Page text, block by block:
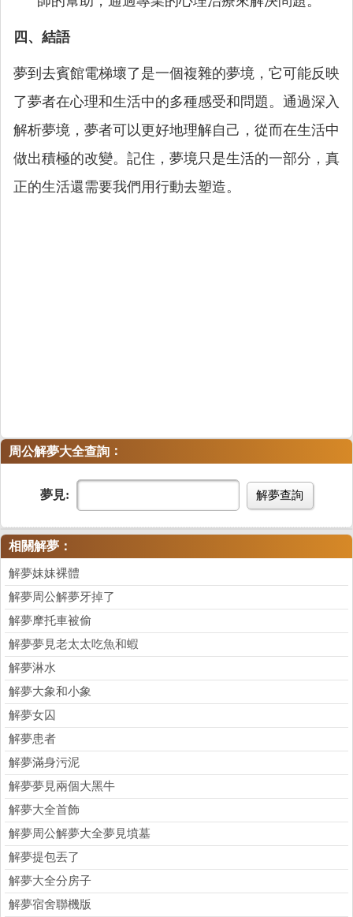
四、結語
夢到去賓館電梯壞了是一個複雜的夢境，它可能反映
了夢者在心理和生活中的多種感受和問題。通過深入
解析夢境，夢者可以更好地理解自己，從而在生活中
做出積極的改變。記住，夢境只是生活的一部分，真
正的生活還需要我們用行動去塑造。
周公解夢大全查詢 ：
夢見: 解夢查詢
相關解夢：
解夢妹妹裸體
解夢周公解夢牙掉了
解夢摩托車被偷
解夢夢見老太太吃魚和蝦
解夢淋水
解夢大象和小象
解夢女囚
解夢患者
解夢滿身污泥
解夢夢見兩個大黑牛
解夢大全首飾
解夢周公解夢大全夢見墳墓
解夢提包丟了
解夢大全分房子
解夢宿舍聯機版